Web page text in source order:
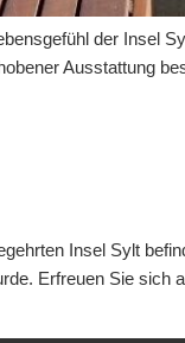
der Insel
Ausstattung
Insel Sylt
Erfreuen Sie sich